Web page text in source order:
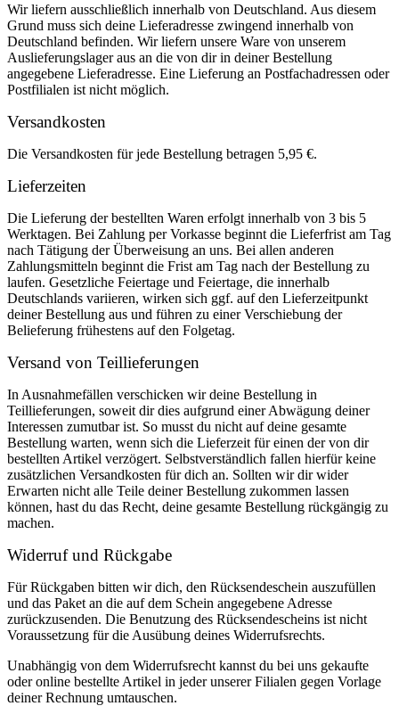
Wir liefern ausschließlich innerhalb von Deutschland. Aus diesem
Grund muss sich deine Lieferadresse zwingend innerhalb von
Deutschland befinden. Wir liefern unsere Ware von unserem
Auslieferungslager aus an die von dir in deiner Bestellung
angegebene Lieferadresse. Eine Lieferung an Postfachadressen oder
Postfilialen ist nicht möglich.
Versandkosten
Die Versandkosten für jede Bestellung betragen 5,95 €.
Lieferzeiten
Die Lieferung der bestellten Waren erfolgt innerhalb von 3 bis 5
Werktagen. Bei Zahlung per Vorkasse beginnt die Lieferfrist am Tag
nach Tätigung der Überweisung an uns. Bei allen anderen
Zahlungsmitteln beginnt die Frist am Tag nach der Bestellung zu
laufen. Gesetzliche Feiertage und Feiertage, die innerhalb
Deutschlands variieren, wirken sich ggf. auf den Lieferzeitpunkt
deiner Bestellung aus und führen zu einer Verschiebung der
Belieferung frühestens auf den Folgetag.
Versand von Teillieferungen
In Ausnahmefällen verschicken wir deine Bestellung in
Teillieferungen, soweit dir dies aufgrund einer Abwägung deiner
Interessen zumutbar ist. So musst du nicht auf deine gesamte
Bestellung warten, wenn sich die Lieferzeit für einen der von dir
bestellten Artikel verzögert. Selbstverständlich fallen hierfür keine
zusätzlichen Versandkosten für dich an. Sollten wir dir wider
Erwarten nicht alle Teile deiner Bestellung zukommen lassen
können, hast du das Recht, deine gesamte Bestellung rückgängig zu
machen.
Widerruf und Rückgabe
Für Rückgaben bitten wir dich, den Rücksendeschein auszufüllen
und das Paket an die auf dem Schein angegebene Adresse
zurückzusenden. Die Benutzung des Rücksendescheins ist nicht
Voraussetzung für die Ausübung deines Widerrufsrechts.
Unabhängig von dem Widerrufsrecht kannst du bei uns gekaufte
oder online bestellte Artikel in jeder unserer Filialen gegen Vorlage
deiner Rechnung umtauschen.